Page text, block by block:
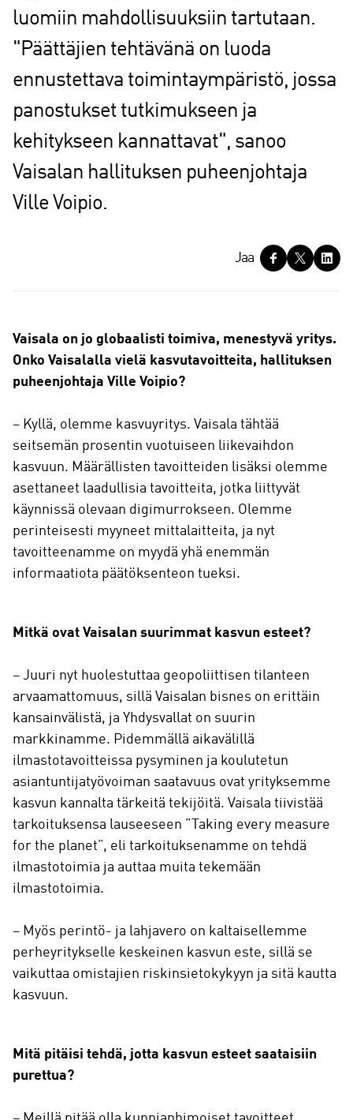
luomiin mahdollisuuksiin tartutaan.
"Päättäjien tehtävänä on luoda
ennustettava toimintaympäristö, jossa
panostukset tutkimukseen ja
kehitykseen kannattavat", sanoo
Vaisalan hallituksen puheenjohtaja
Ville Voipio.
a
Jaa
Vaisala on jo globaalisti toimiva, menestyvä yritys.
Onko Vaisalalla vielä kasvutavoitteita, hallituksen
puheenjohtaja Ville Voipio?
– Kyllä, olemme kasvuyritys. Vaisala tähtää
seitsemän prosentin vuotuiseen liikevaihdon
kasvuun. Määrällisten tavoitteiden lisäksi olemme
asettaneet laadullisia tavoitteita, jotka liittyvät
käynnissä olevaan digimurrokseen. Olemme
perinteisesti myyneet mittalaitteita, ja nyt
tavoitteenamme on myydä yhä enemmän
informaatiota päätöksenteon tueksi.
Mitkä ovat Vaisalan suurimmat kasvun esteet?
– Juuri nyt huolestuttaa geopoliittisen tilanteen
arvaamattomuus, sillä Vaisalan bisnes on erittäin
kansainvälistä, ja Yhdysvallat on suurin
markkinamme. Pidemmällä aikavälillä
ilmastotavoitteissa pysyminen ja koulutetun
asiantuntijatyövoiman saatavuus ovat yrityksemme
kasvun kannalta tärkeitä tekijöitä. Vaisala tiivistää
tarkoituksensa lauseeseen ”Taking every measure
for the planet”, eli tarkoituksenamme on tehdä
ilmastotoimia ja auttaa muita tekemään
ilmastotoimia.
– Myös perintö- ja lahjavero on kaltaisellemme
perheyritykselle keskeinen kasvun este, sillä se
vaikuttaa omistajien riskinsietokykyyn ja sitä kautta
kasvuun.
Mitä pitäisi tehdä, jotta kasvun esteet saataisiin
purettua?